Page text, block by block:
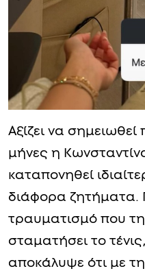
Αξίζει να
μήνες η
καταπονηθεί
διάφορα ζητήματα.
τραυματισμό που
σταματήσει το
αποκάλυψε ότι με